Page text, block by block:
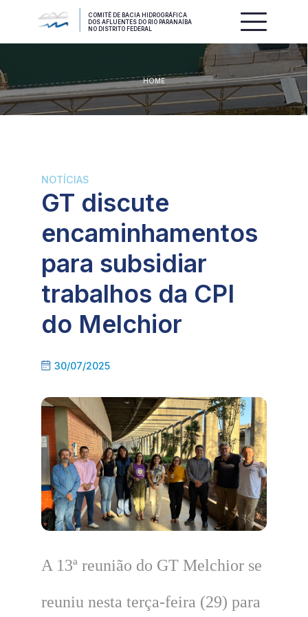
COMITÊ DE BACIA HIDROGRÁFICA
DOS AFLUENTES DO RIO PARANAÍBA
NO DISTRITO FEDERAL
HOME
NOTÍCIAS
GT discute
encaminhamentos
para subsidiar
trabalhos da CPI
do Melchior
30/07/2025
A 13ª reunião do GT Melchior se
reuniu nesta terça-feira (29) para